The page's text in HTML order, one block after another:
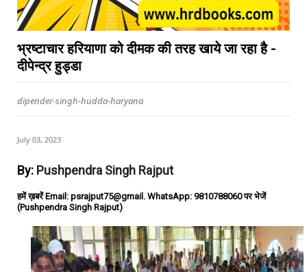
भ्रष्टाचार हरियाणा को दीमक की तरह खाये जा रहा है -
दीपेन्द्र हुड्डा
dipender-singh-hudda-haryana
July 03, 2023
By: Pushpendra Singh Rajput
हमें ख़बरें Email: psrajput75@gmail. WhatsApp: 9810788060 पर भेजें
(Pushpendra Singh Rajput)